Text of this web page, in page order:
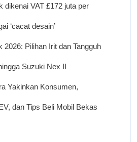
dikenai VAT £172 juta per
‘cacat desain’
2026: Pilihan Irit dan Tangguh
Suzuki Nex II
Yakinkan Konsumen,
dan Tips Beli Mobil Bekas